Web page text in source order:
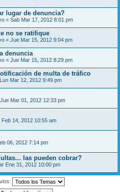
lugar de denuncia?
« Sab Mar 17, 2012 8:01 pm
no se ratifique
« Jue Mar 15, 2012 9:04 pm
denuncia
« Jue Mar 15, 2012 8:29 pm
de multa de tráfico
Lun Mar 12, 2012 9:49 pm
Jue Mar 01, 2012 12:33 pm
Feb 14, 2012 10:55 am
06, 2012 7:14 pm
las pueden cobrar?
Ene 31, 2012 10:00 pm